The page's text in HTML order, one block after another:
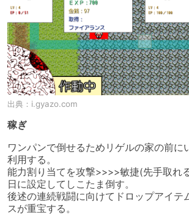
出典： i.gyazo.com
稼ぎ
ワンパンで倒せるためリゲルの家の前に
利用する。
能力割り当てを攻撃>>>>敏捷(先手取れ
日に設定してしこたま倒す。
後述の連続戦闘に向けてドロップアイテ
スが重宝する。